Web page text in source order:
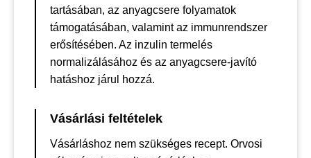
tartásában, az anyagcsere folyamatok
támogatásában, valamint az immunrendszer
erősítésében. Az inzulin termelés
normalizálásához és az anyagcsere-javító
hatáshoz járul hozzá.
Vásárlási feltételek
Vásárláshoz nem szükséges recept. Orvosi